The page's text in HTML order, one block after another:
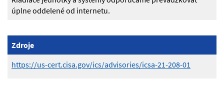
úplne oddelené od internetu.
Zdroje
https://us-cert.cisa.gov/ics/advisories/icsa-21-208-01